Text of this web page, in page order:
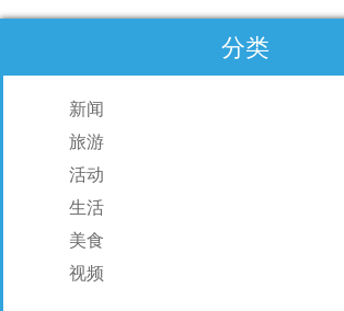
分类
新闻
旅游
活动
生活
美食
视频